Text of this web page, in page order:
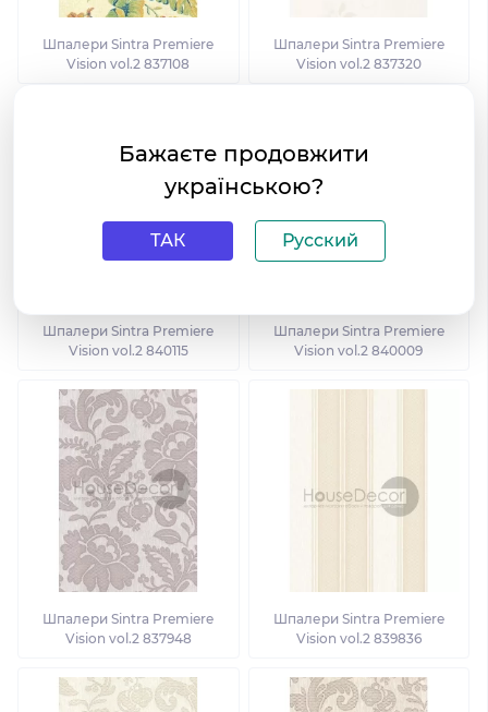
Шпалери Sintra Premiere
Vision vol.2 837108
Шпалери Sintra Premiere
Vision vol.2 837320
Шпалери Sintra Premiere
Vision vol.2 840115
Шпалери Sintra Premiere
Vision vol.2 840009
Шпалери Sintra Premiere
Vision vol.2 837948
Шпалери Sintra Premiere
Vision vol.2 839836
Бажаєте продовжити
українською?
ТАК Русский